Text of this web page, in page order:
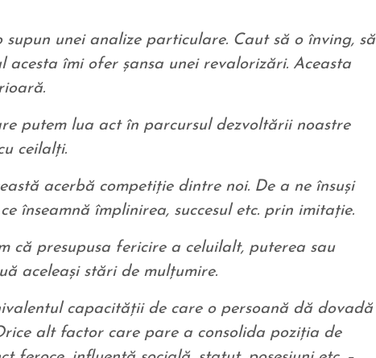
unei analize particulare. Caut să o înving, să
îmi ofer şansa unei revalorizări. Aceasta
putem lua act în parcursul dezvoltării noastre
ceilalţi.
acerbă competiţie dintre noi. De a ne însuşi
înseamnă împlinirea, succesul etc. prin imitaţie.
că presupusa fericire a celuilalt, puterea sau
aceleaşi stări de mulţumire.
capacităţii de care o persoană dă dovadă
alt factor care pare a consolida poziţia de